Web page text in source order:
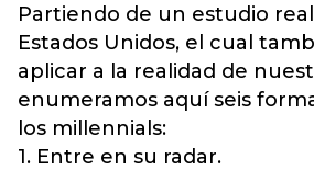
Partiendo de un estudio
Estados Unidos, el cual
aplicar a la realidad de
enumeramos aquí seis
los millennials:
1. Entre en su radar.